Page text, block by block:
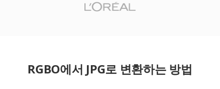
RGBO에서 JPG로 변환하는 방법